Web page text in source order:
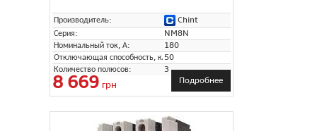
Производитель:
Chint
Серия:
NM8N
Номинальный ток, А:
180
Отключающая способность, кА:50
Количество полюсов:
3
8 669 грн Подробнее